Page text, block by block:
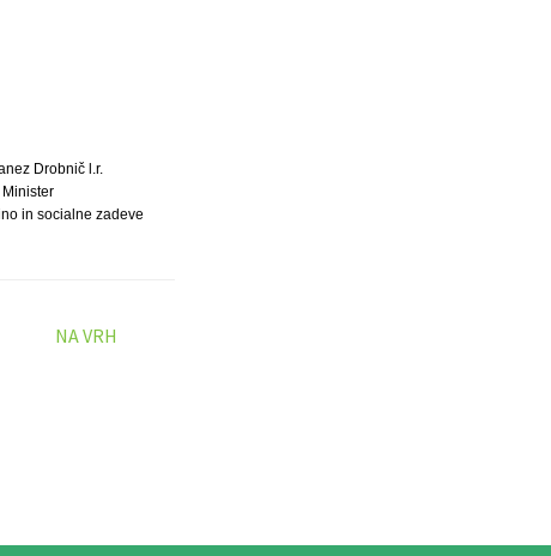
Drobnič l.r.
Minister
in socialne zadeve
NA VRH